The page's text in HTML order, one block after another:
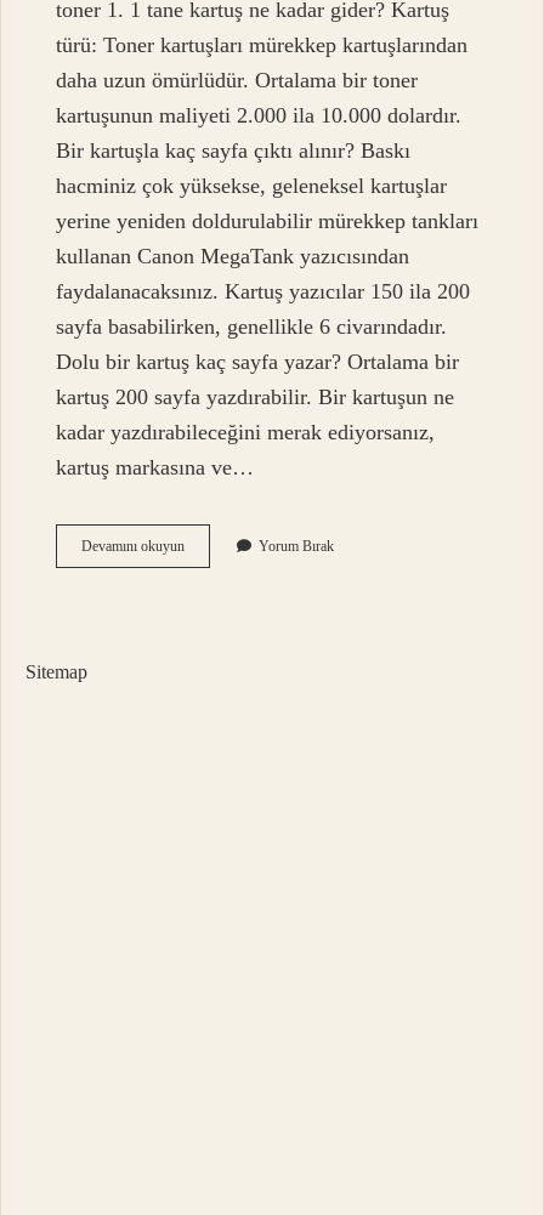
toner 1. 1 tane kartuş ne kadar gider? Kartuş
türü: Toner kartuşları mürekkep kartuşlarından
daha uzun ömürlüdür. Ortalama bir toner
kartuşunun maliyeti 2.000 ila 10.000 dolardır.
Bir kartuşla kaç sayfa çıktı alınır? Baskı
hacminiz çok yüksekse, geleneksel kartuşlar
yerine yeniden doldurulabilir mürekkep tankları
kullanan Canon MegaTank yazıcısından
faydalanacaksınız. Kartuş yazıcılar 150 ila 200
sayfa basabilirken, genellikle 6 civarındadır.
Dolu bir kartuş kaç sayfa yazar? Ortalama bir
kartuş 200 sayfa yazdırabilir. Bir kartuşun ne
kadar yazdırabileceğini merak ediyorsanız,
kartuş markasına ve…
Devamını okuyun1
Adet
Yorum Bırak
Sitemap